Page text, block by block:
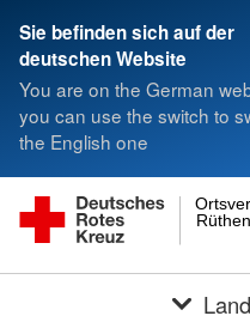
Sie befinden sich auf der
deutschen Website
You are on the German
you can use the switch to
the English one